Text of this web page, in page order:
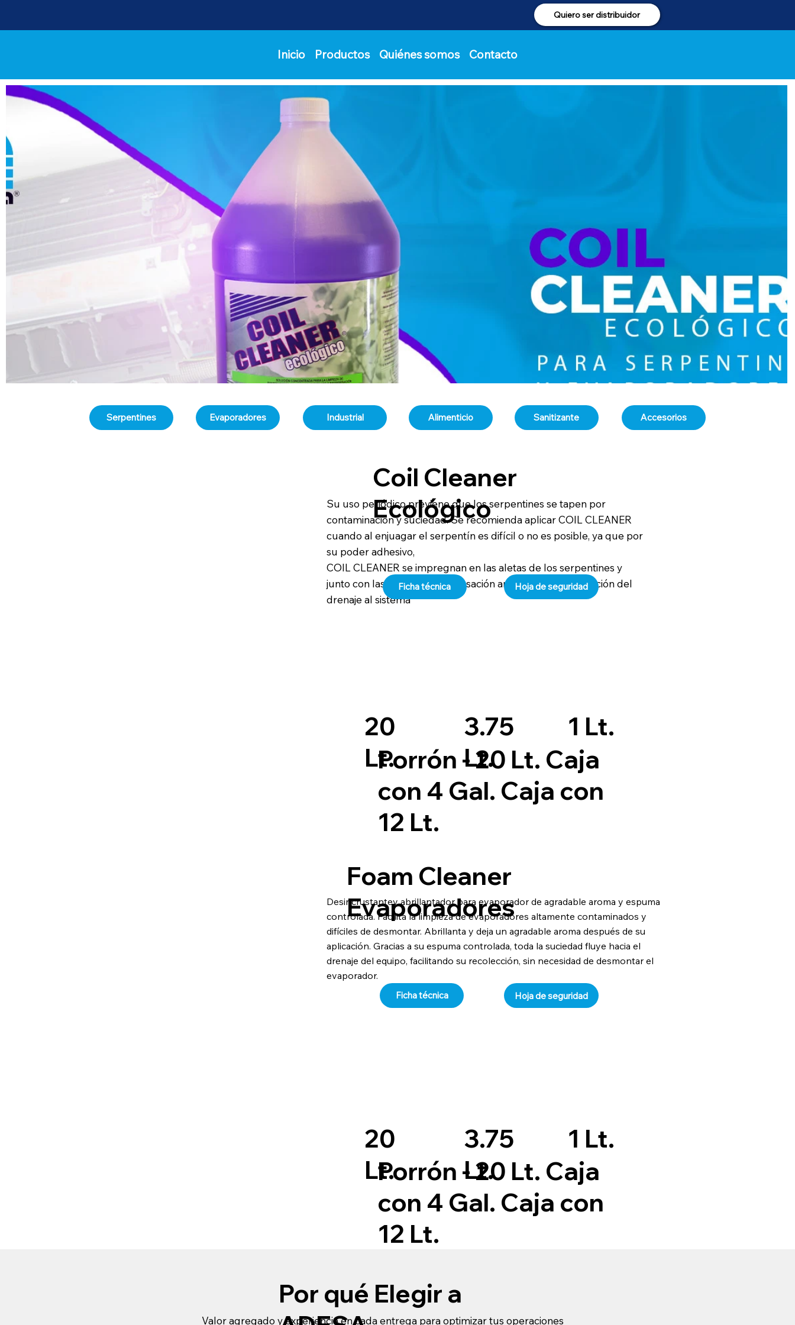
Quiero ser distribuidor
Inicio Productos Quiénes somos Contacto
Serpentines Evaporadores Industrial Alimenticio Sanitizante Accesorios
Coil Cleaner
Ecológico
Su uso periódico previene que los serpentines se tapen por
contaminación y suciedad. Se recomienda aplicar COIL CLEANER
cuando al enjuagar el serpentín es difícil o no es posible, ya que por
su poder adhesivo,
COIL CLEANER se impregnan en las aletas de los serpentines y
junto con las gotas de condensación arrastra la contaminación del
drenaje al sistema
Ficha técnica Hoja de seguridad
20
Lt.
3.75
Lt.
1 Lt.
Porrón - 20 Lt. Caja
con 4 Gal. Caja con
12 Lt.
Foam Cleaner
Evaporadores
Desincrustantey abrillantador para evaporador de agradable aroma y espuma
controlada. Facilita la limpieza de evaporadores altamente contaminados y
difíciles de desmontar. Abrillanta y deja un agradable aroma después de su
aplicación. Gracias a su espuma controlada, toda la suciedad fluye hacia el
drenaje del equipo, facilitando su recolección, sin necesidad de desmontar el
evaporador.
20
Lt.
Porrón - 20 Lt. Caja
con 4 Gal. Caja con
12 Lt.
Ficha técnica
3.75
Lt.
Hoja de seguridad
1 Lt.
Por qué Elegir a
Valor agregado y experiencia en cada entrega para optimizar tus operaciones